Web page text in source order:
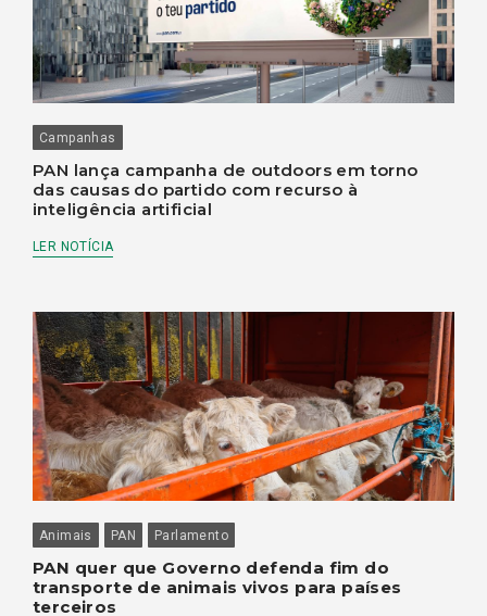
Campanhas
PAN lança campanha de outdoors em torno
das causas do partido com recurso à
inteligência artificial
LER NOTÍCIA
Animais PAN Parlamento
PAN quer que Governo defenda fim do
transporte de animais vivos para países
terceiros